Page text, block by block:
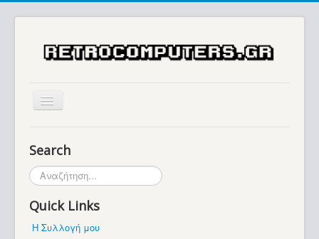
Μουσείο
Search
Αναζήτηση...
Quick Links
Η Συλλογή μου